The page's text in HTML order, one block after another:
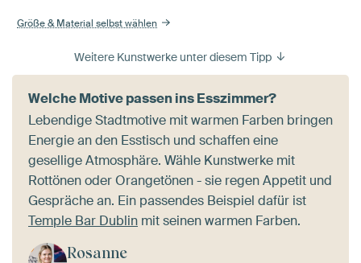
Größe & Material selbst wählen
Weitere Kunstwerke unter diesem Tipp
Welche Motive passen ins Esszimmer?
Lebendige Stadtmotive mit warmen Farben bringen
Energie an den Esstisch und schaffen eine
gesellige Atmosphäre. Wähle Kunstwerke mit
Rottönen oder Orangetönen - sie regen Appetit und
Gespräche an. Ein passendes Beispiel dafür ist
Temple Bar Dublin mit seinen warmen Farben.
Rosanne